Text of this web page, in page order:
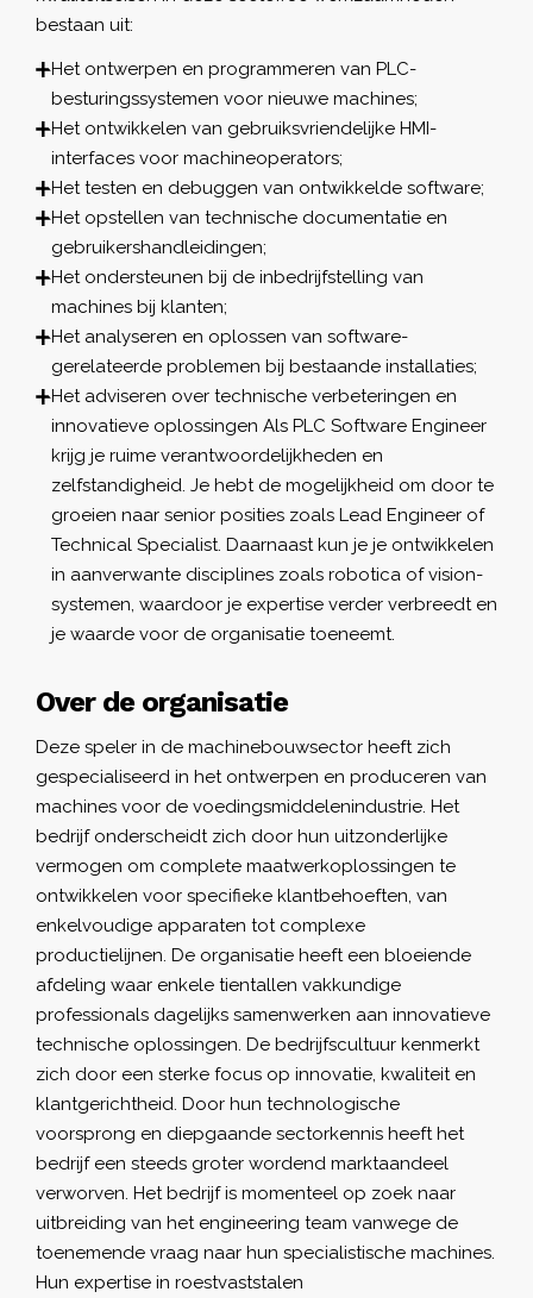
bestaan uit:
Het ontwerpen en programmeren van PLC-
besturingssystemen voor nieuwe machines;
Het ontwikkelen van gebruiksvriendelijke HMI-
interfaces voor machineoperators;
Het testen en debuggen van ontwikkelde software;
Het opstellen van technische documentatie en
gebruikershandleidingen;
Het ondersteunen bij de inbedrijfstelling van
machines bij klanten;
Het analyseren en oplossen van software-
gerelateerde problemen bij bestaande installaties;
Het adviseren over technische verbeteringen en
innovatieve oplossingen Als PLC Software Engineer
krijg je ruime verantwoordelijkheden en
zelfstandigheid. Je hebt de mogelijkheid om door te
groeien naar senior posities zoals Lead Engineer of
Technical Specialist. Daarnaast kun je je ontwikkelen
in aanverwante disciplines zoals robotica of vision-
systemen, waardoor je expertise verder verbreedt en
je waarde voor de organisatie toeneemt.
Over de organisatie
Deze speler in de machinebouwsector heeft zich
gespecialiseerd in het ontwerpen en produceren van
machines voor de voedingsmiddelenindustrie. Het
bedrijf onderscheidt zich door hun uitzonderlijke
vermogen om complete maatwerkoplossingen te
ontwikkelen voor specifieke klantbehoeften, van
enkelvoudige apparaten tot complexe
productielijnen. De organisatie heeft een bloeiende
afdeling waar enkele tientallen vakkundige
professionals dagelijks samenwerken aan innovatieve
technische oplossingen. De bedrijfscultuur kenmerkt
zich door een sterke focus op innovatie, kwaliteit en
klantgerichtheid. Door hun technologische
voorsprong en diepgaande sectorkennis heeft het
bedrijf een steeds groter wordend marktaandeel
verworven. Het bedrijf is momenteel op zoek naar
uitbreiding van het engineering team vanwege de
toenemende vraag naar hun specialistische machines.
Hun expertise in roestvaststalen